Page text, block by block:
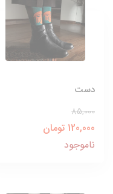
دست
85,000
120,000 تومان
ناموجود